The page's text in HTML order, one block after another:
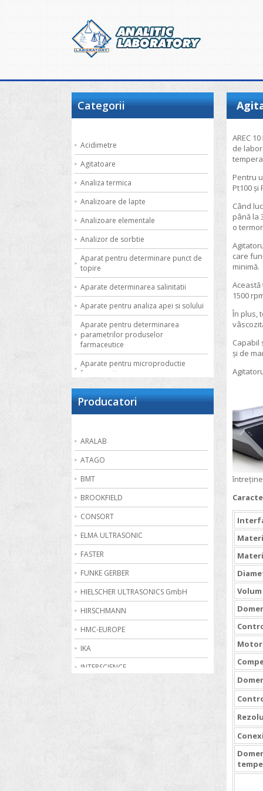
Categorii
Acidimetre
Agitatoare
Analiza termica
Analizoare de lapte
Analizoare elementale
Analizor de sorbtie
Aparat pentru determinare punct de
topire
Aparate determinarea salinitatii
Aparate pentru analiza apei si solului
Aparate pentru determinarea
parametrilor produselor
farmaceutice
Aparate pentru microproductie
farmaceutica
Bai termostatate cu circulatie externa
Bai termostatate pentru aplicatii
speciale
Bai ultrasonice
Balante
Becuri de gaz
Bioreactoare
Biurete digitale
Calorimetrie
Camere climatice
Cantare electronice industriale
Centrifuge de laborator
Conductometre
Producatori
ARALAB
ATAGO
BMT
BROOKFIELD
CONSORT
ELMA ULTRASONIC
FASTER
FUNKE GERBER
HIELSCHER ULTRASONICS GmbH
HIRSCHMANN
HMC-EUROPE
IKA
INTERSCIENCE
AREC
de
Pentru
Pt100 și
Când
până la
o
care
minimă.
1500
În plus,
Capabil
și de
Motor